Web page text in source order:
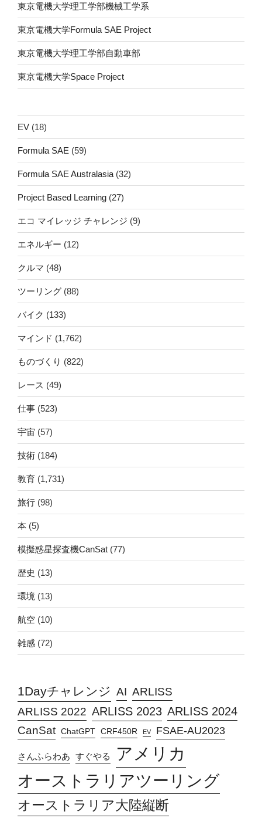
東京電機大学理工学部機械工学系
東京電機大学Formula SAE Project
東京電機大学理工学部自動車部
東京電機大学Space Project
EV (18)
Formula SAE (59)
Formula SAE Australasia (32)
Project Based Learning (27)
エコ マイレッジ チャレンジ (9)
エネルギー (12)
クルマ (48)
ツーリング (88)
バイク (133)
マインド (1,762)
ものづくり (822)
レース (49)
仕事 (523)
宇宙 (57)
技術 (184)
教育 (1,731)
旅行 (98)
本 (5)
模擬惑星探査機CanSat (77)
歴史 (13)
環境 (13)
航空 (10)
雑感 (72)
1Dayチャレンジ AI ARLISS
ARLISS 2022 ARLISS 2023 ARLISS 2024
CanSat ChatGPT CRF450R EV FSAE-AU2023
さんふらわあ すぐやる アメリカ
オーストラリアツーリング
オーストラリア大陸縦断